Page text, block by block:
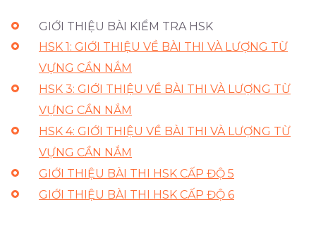
GIỚI THIỆU BÀI KIỂM TRA HSK
HSK 1: GIỚI THIỆU VỀ BÀI THI VÀ LƯỢNG TỪ
VỰNG CẦN NẮM
HSK 3: GIỚI THIỆU VỀ BÀI THI VÀ LƯỢNG TỪ
VỰNG CẦN NẮM
HSK 4: GIỚI THIỆU VỀ BÀI THI VÀ LƯỢNG TỪ
VỰNG CẦN NẮM
GIỚI THIỆU BÀI THI HSK CẤP ĐỘ 5
GIỚI THIỆU BÀI THI HSK CẤP ĐỘ 6